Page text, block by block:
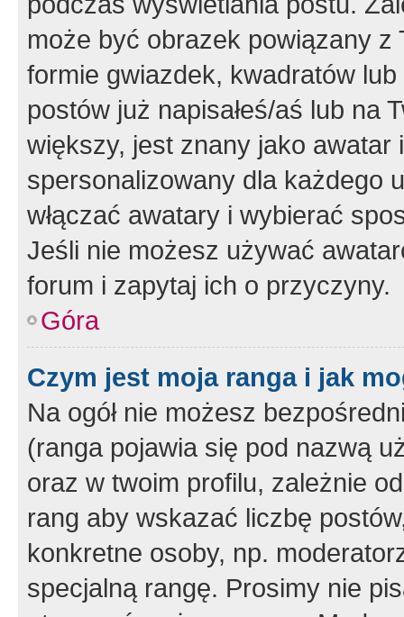
może być obrazek powiązany z
formie gwiazdek, kwadratów
postów już napisałeś/aś lub na
większy, jest znany jako
spersonalizowany dla każdego
włączać awatary i wybierać
Jeśli nie możesz używać
forum i zapytaj ich o przyczyny.
Góra
Czym jest moja ranga i jak
Na ogół nie możesz
(ranga pojawia się pod nazwą
oraz w twoim profilu, zależnie
rang aby wskazać liczbę
konkretne osoby, np.
specjalną rangę. Prosimy nie